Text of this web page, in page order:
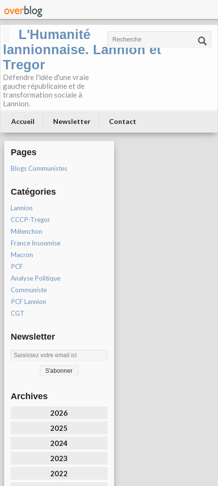
L'Humanité
lannionnaise. Lannion et
Tregor
Défendre l'idée d'une vraie
gauche républicaine et de
transformation sociale à
Lannion.
Accueil Newsletter Contact
Pages
Blogs Communistes
Catégories
Lannion
CCCP-Tregor
Mélenchon
France Insoumise
Macron
PCF
Analyse Politique
Communiste
PCF Lannion
CGT
Newsletter
Archives
2026
2025
2024
2023
2022